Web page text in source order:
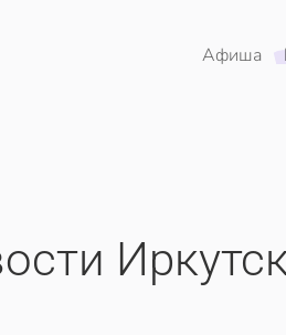
Афиша